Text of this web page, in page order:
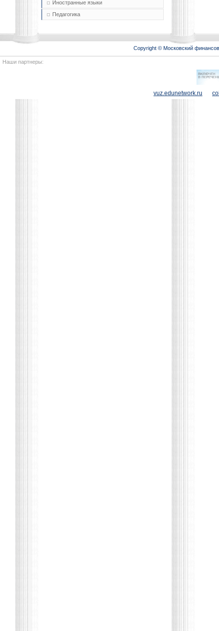
Иностранные языки
Педагогика
Copyright © Московский
Наши партнеры:
vuz.edunetwork.ru